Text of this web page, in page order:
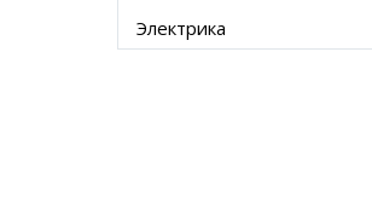
Электрика